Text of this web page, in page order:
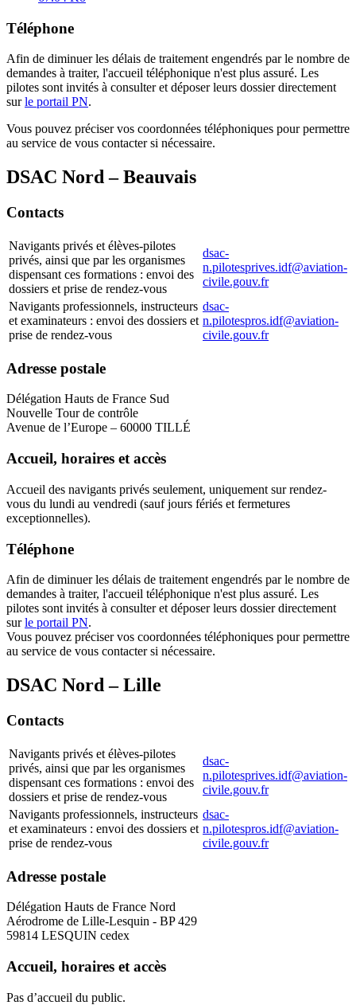
Téléphone
Afin de diminuer les délais de traitement engendrés par le nombre de
demandes à traiter, l'accueil téléphonique n'est plus assuré. Les
pilotes sont invités à consulter et déposer leurs dossier directement
surle portail PN.
Vous pouvez préciser vos coordonnées téléphoniques pour permettre
au service de vous contacter si nécessaire.
DSAC Nord – Beauvais
Contacts
Navigants privés et élèves-pilotes
privés, ainsi que par les organismes
dispensant ces formations : envoi des
dossiers et prise de rendez-vous
dsac-
n.pilotesprives.idf@aviation-
civile.gouv.fr
Navigants professionnels, instructeurs
et examinateurs : envoi des dossiers et
prise de rendez-vous
dsac-
n.pilotespros.idf@aviation-
civile.gouv.fr
Adresse postale
Délégation Hauts de France Sud
Nouvelle Tour de contrôle
Avenue de l’Europe – 60000 TILLÉ
Accueil, horaires et accès
Accueil des navigants privés seulement, uniquement sur rendez-
vous du lundi au vendredi (sauf jours fériés et fermetures
exceptionnelles).
Téléphone
Afin de diminuer les délais de traitement engendrés par le nombre de
demandes à traiter, l'accueil téléphonique n'est plus assuré. Les
pilotes sont invités à consulter et déposer leurs dossier directement
surle portail PN.
Vous pouvez préciser vos coordonnées téléphoniques pour permettre
au service de vous contacter si nécessaire.
DSAC Nord – Lille
Contacts
Navigants privés et élèves-pilotes
privés, ainsi que par les organismes
dispensant ces formations : envoi des
dossiers et prise de rendez-vous
dsac-
n.pilotesprives.idf@aviation-
civile.gouv.fr
Navigants professionnels, instructeurs
et examinateurs : envoi des dossiers et
prise de rendez-vous
dsac-
n.pilotespros.idf@aviation-
civile.gouv.fr
Adresse postale
Délégation Hauts de France Nord
Aérodrome de Lille-Lesquin - BP 429
59814 LESQUIN cedex
Accueil, horaires et accès
Pas d’accueil du public.